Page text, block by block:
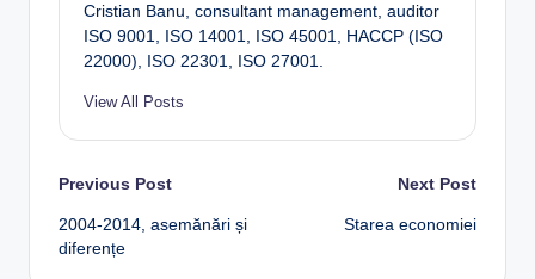
Cristian Banu, consultant management, auditor
ISO 9001, ISO 14001, ISO 45001, HACCP (ISO
22000), ISO 22301, ISO 27001.
View All Posts
Post
navigation
Previous Post
2004-2014, asemănări și
diferențe
Next Post
Starea economiei